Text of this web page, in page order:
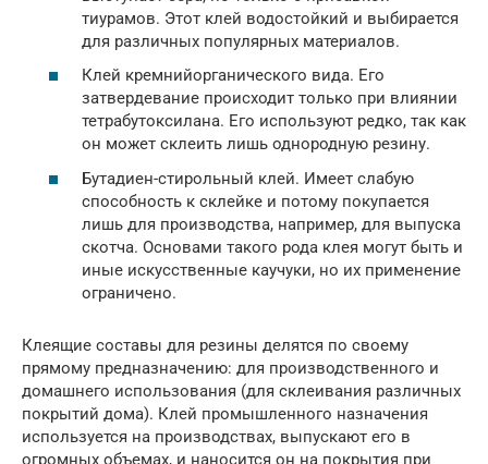
тиурамов. Этот клей водостойкий и выбирается
для различных популярных материалов.
Клей кремнийорганического вида. Его
затвердевание происходит только при влиянии
тетрабутоксилана. Его используют редко, так как
он может склеить лишь однородную резину.
Бутадиен-стирольный клей. Имеет слабую
способность к склейке и потому покупается
лишь для производства, например, для выпуска
скотча. Основами такого рода клея могут быть и
иные искусственные каучуки, но их применение
ограничено.
Клеящие составы для резины делятся по своему
прямому предназначению: для производственного и
домашнего использования (для склеивания различных
покрытий дома). Клей промышленного назначения
используется на производствах, выпускают его в
огромных объемах, и наносится он на покрытия при